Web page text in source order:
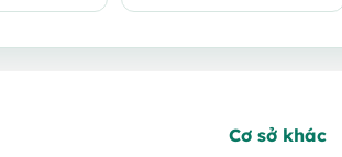
VND.
Cơ sở khác